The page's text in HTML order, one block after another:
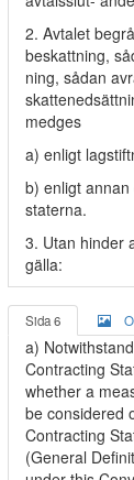
2. Avtalet
beskattning,
ning, sådan
medges
a) enligt
b) enligt
staterna.
3. Utan hinder
gälla:
Sida 6
a)
Contracting
whether a
be considered
Contracting
(General